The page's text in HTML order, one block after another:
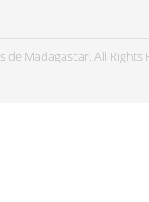
Madagascar. All Rights